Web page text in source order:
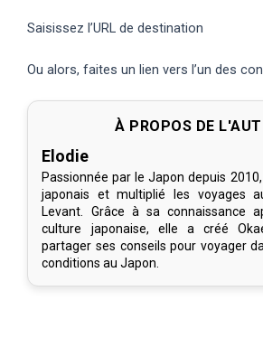
Saisissez l’URL de destination
Ou alors, faites un lien vers l’un des
À PROPOS DE
Elodie
Passionnée par le Japon depuis
japonais et multiplié les voyages
Levant. Grâce à sa connaissance
culture japonaise, elle a créé
partager ses conseils pour voyager
conditions au Japon.